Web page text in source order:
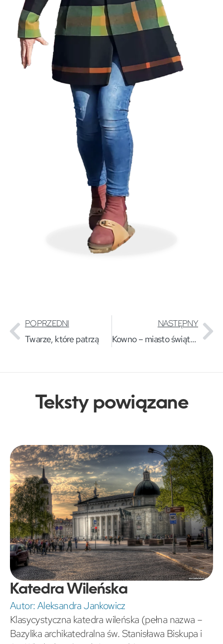
POPRZEDNI
Twarze, które patrzą
NASTĘPNY
Kowno – miasto świątyń i powołań
Teksty powiązane
Katedra Wileńska
Autor:Aleksandra Jankowicz
Klasycystyczna katedra wileńska (pełna nazwa –
Bazylika archikatedralna św. Stanisława Biskupa i